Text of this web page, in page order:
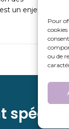
Pour
ou de
un enjeu…